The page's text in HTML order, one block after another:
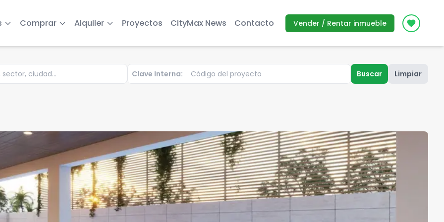
Comprar Alquiler Proyectos CityMax News Contacto Vender / Rentar inmueble Icon
Clave Interna: Buscar Limpiar